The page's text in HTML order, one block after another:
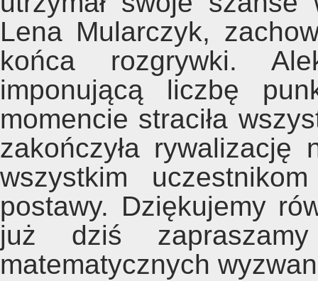
Lena Mularczyk,
końca rozgrywki.
imponującą liczbę
momencie straciła
zakończyła rywalizację
wszystkim
postawy. Dziękujemy
już dziś
matematycznych